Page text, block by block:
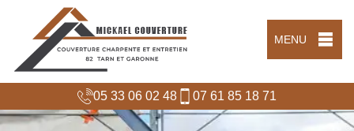
MENU
05 33 06 02 48 07 61 85 18 71